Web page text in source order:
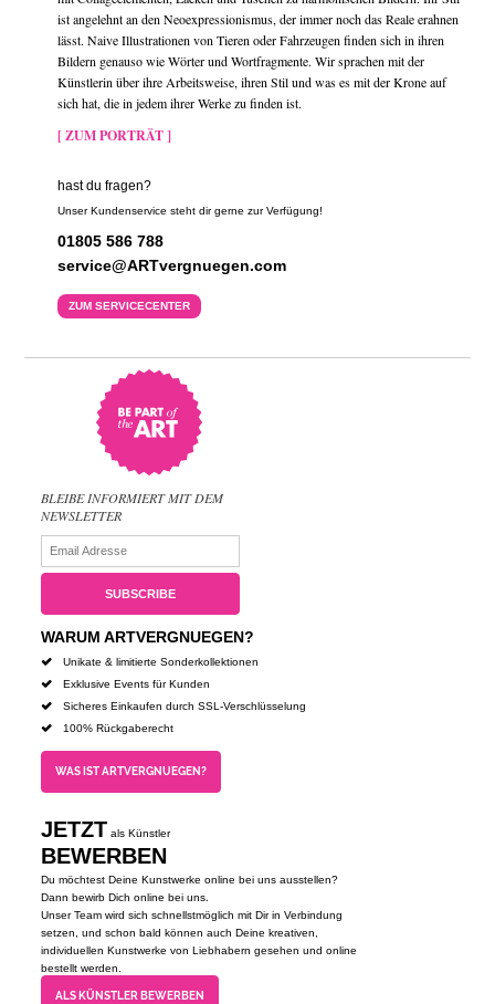
ist angelehnt an den Neoexpressionismus, der immer noch das Reale erahnen
lässt. Naive Illustrationen von Tieren oder Fahrzeugen finden sich in ihren
Bildern genauso wie Wörter und Wortfragmente. Wir sprachen mit der
Künstlerin über ihre Arbeitsweise, ihren Stil und was es mit der Krone auf
sich hat, die in jedem ihrer Werke zu finden ist.
[ ZUM PORTRÄT ]
hast du fragen?
Unser Kundenservice steht dir gerne zur Verfügung!
01805 586 788
service@ARTvergnuegen.com
ZUM SERVICECENTER
BLEIBE INFORMIERT MIT DEM
NEWSLETTER
WARUM ARTVERGNUEGEN?
Unikate & limitierte Sonderkollektionen
Exklusive Events für Kunden
Sicheres Einkaufen durch SSL-Verschlüsselung
100% Rückgaberecht
WAS IST ARTVERGNUEGEN?
JETZT als Künstler
BEWERBEN
Du möchtest Deine Kunstwerke online bei uns ausstellen?
Dann bewirb Dich online bei uns.
Unser Team wird sich schnellstmöglich mit Dir in Verbindung
setzen, und schon bald können auch Deine kreativen,
individuellen Kunstwerke von Liebhabern gesehen und online
bestellt werden.
ALS KÜNSTLER BEWERBEN